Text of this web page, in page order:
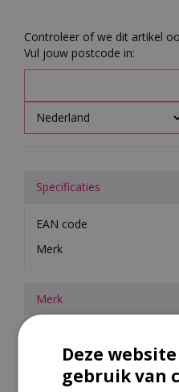
Controleer of we dit artikel
Vul jouw postcode in:
Specificaties
EAN code
Merk
Merk
Kijk ook
Deze
gebruik van